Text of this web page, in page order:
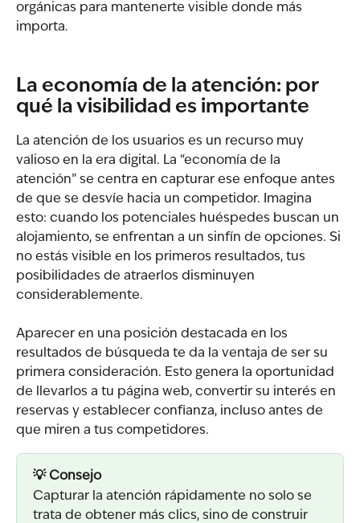
orgánicas para mantenerte visible donde más
importa.
La economía de la atención: por
qué la visibilidad es importante
La atención de los usuarios es un recurso muy
valioso en la era digital. La “economía de la
atención” se centra en capturar ese enfoque antes
de que se desvíe hacia un competidor. Imagina
esto: cuando los potenciales huéspedes buscan un
alojamiento, se enfrentan a un sinfín de opciones. Si
no estás visible en los primeros resultados, tus
posibilidades de atraerlos disminuyen
considerablemente.
Aparecer en una posición destacada en los
resultados de búsqueda te da la ventaja de ser su
primera consideración. Esto genera la oportunidad
de llevarlos a tu página web, convertir su interés en
reservas y establecer confianza, incluso antes de
que miren a tus competidores.
💡 Consejo
Capturar la atención rápidamente no solo se
trata de obtener más clics, sino de construir